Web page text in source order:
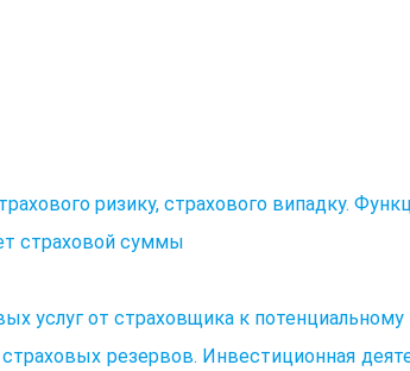
ризику, страхового випадку.
страховой суммы
услуг от страховщика к потенциальному
резервов. Инвестиционная